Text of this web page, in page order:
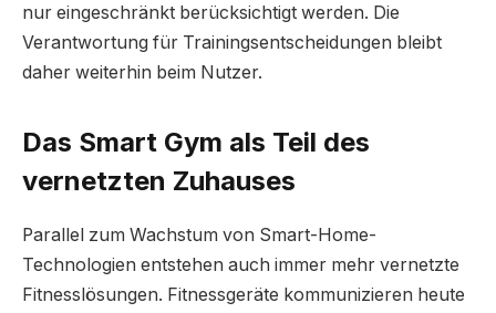
nur eingeschränkt berücksichtigt werden. Die
Verantwortung für Trainingsentscheidungen bleibt
daher weiterhin beim Nutzer.
Das Smart Gym als Teil des
vernetzten Zuhauses
Parallel zum Wachstum von Smart-Home-
Technologien entstehen auch immer mehr vernetzte
Fitnesslösungen. Fitnessgeräte kommunizieren heute